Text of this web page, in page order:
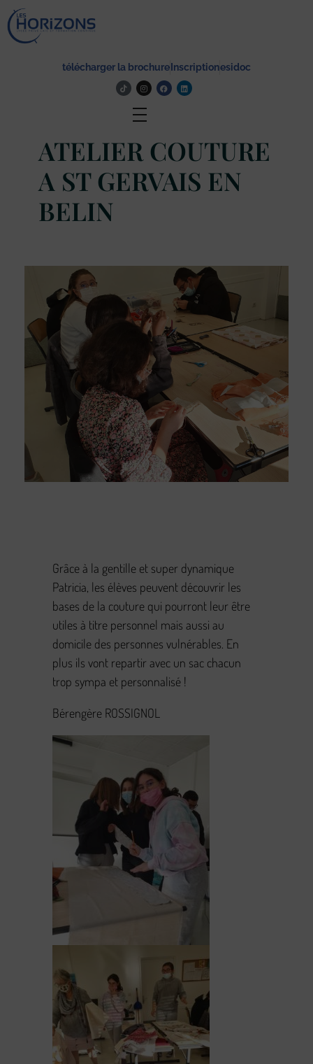
télécharger la brochure Inscriptionesidoc
ATELIER COUTURE
A ST GERVAIS EN
BELIN
Grâce à la gentille et super dynamique
Patricia, les élèves peuvent découvrir les
bases de la couture qui pourront leur être
utiles à titre personnel mais aussi au
domicile des personnes vulnérables. En
plus ils vont repartir avec un sac chacun
trop sympa et personnalisé !
Bérengère ROSSIGNOL